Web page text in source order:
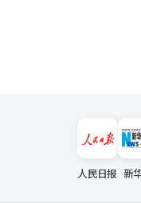
人民日报 新